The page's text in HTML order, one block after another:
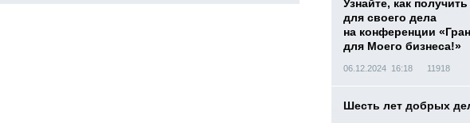
Узнайте, как получить
для своего дела
на конференции
для Моего бизнеса!»
06.12.2024 16:18 11918
Шесть лет добрых